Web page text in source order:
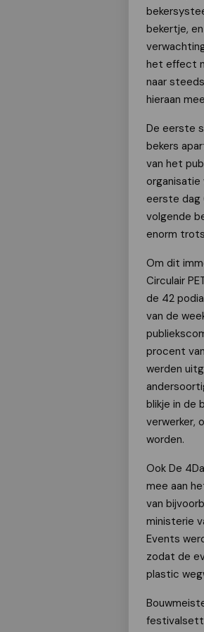
bekertje,
het effect
naar
hieraan
De eerste
bekers
van het
organisatie
eerste dag
volgende
enorm
Om dit
Circulair
de 42
van de
procent
werden
blikje in de
verwerker,
worden.
Ook De
mee aan
van
ministerie
Events
zodat de
plastic